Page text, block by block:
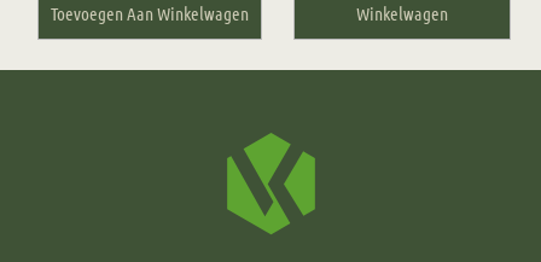
Toevoegen Aan Winkelwagen
Winkelwagen